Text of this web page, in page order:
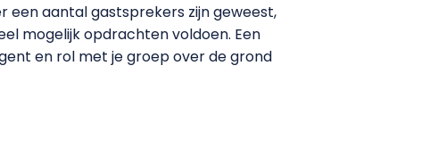
een aantal gastsprekers zijn geweest,
mogelijk opdrachten voldoen. Een
en rol met je groep over de grond